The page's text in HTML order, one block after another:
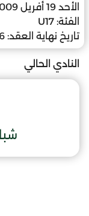
الأحد 19 أفريل 2009
الفئة: U17
تاريخ نهاية العقد:
النادي الحالي